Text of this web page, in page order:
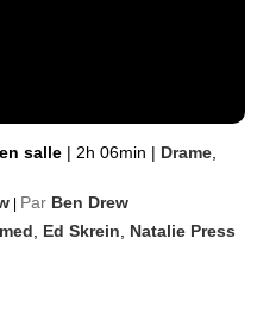
en salle | 2h 06min | Drame
| Par Ben Drew
Ed Skrein Natalie Press